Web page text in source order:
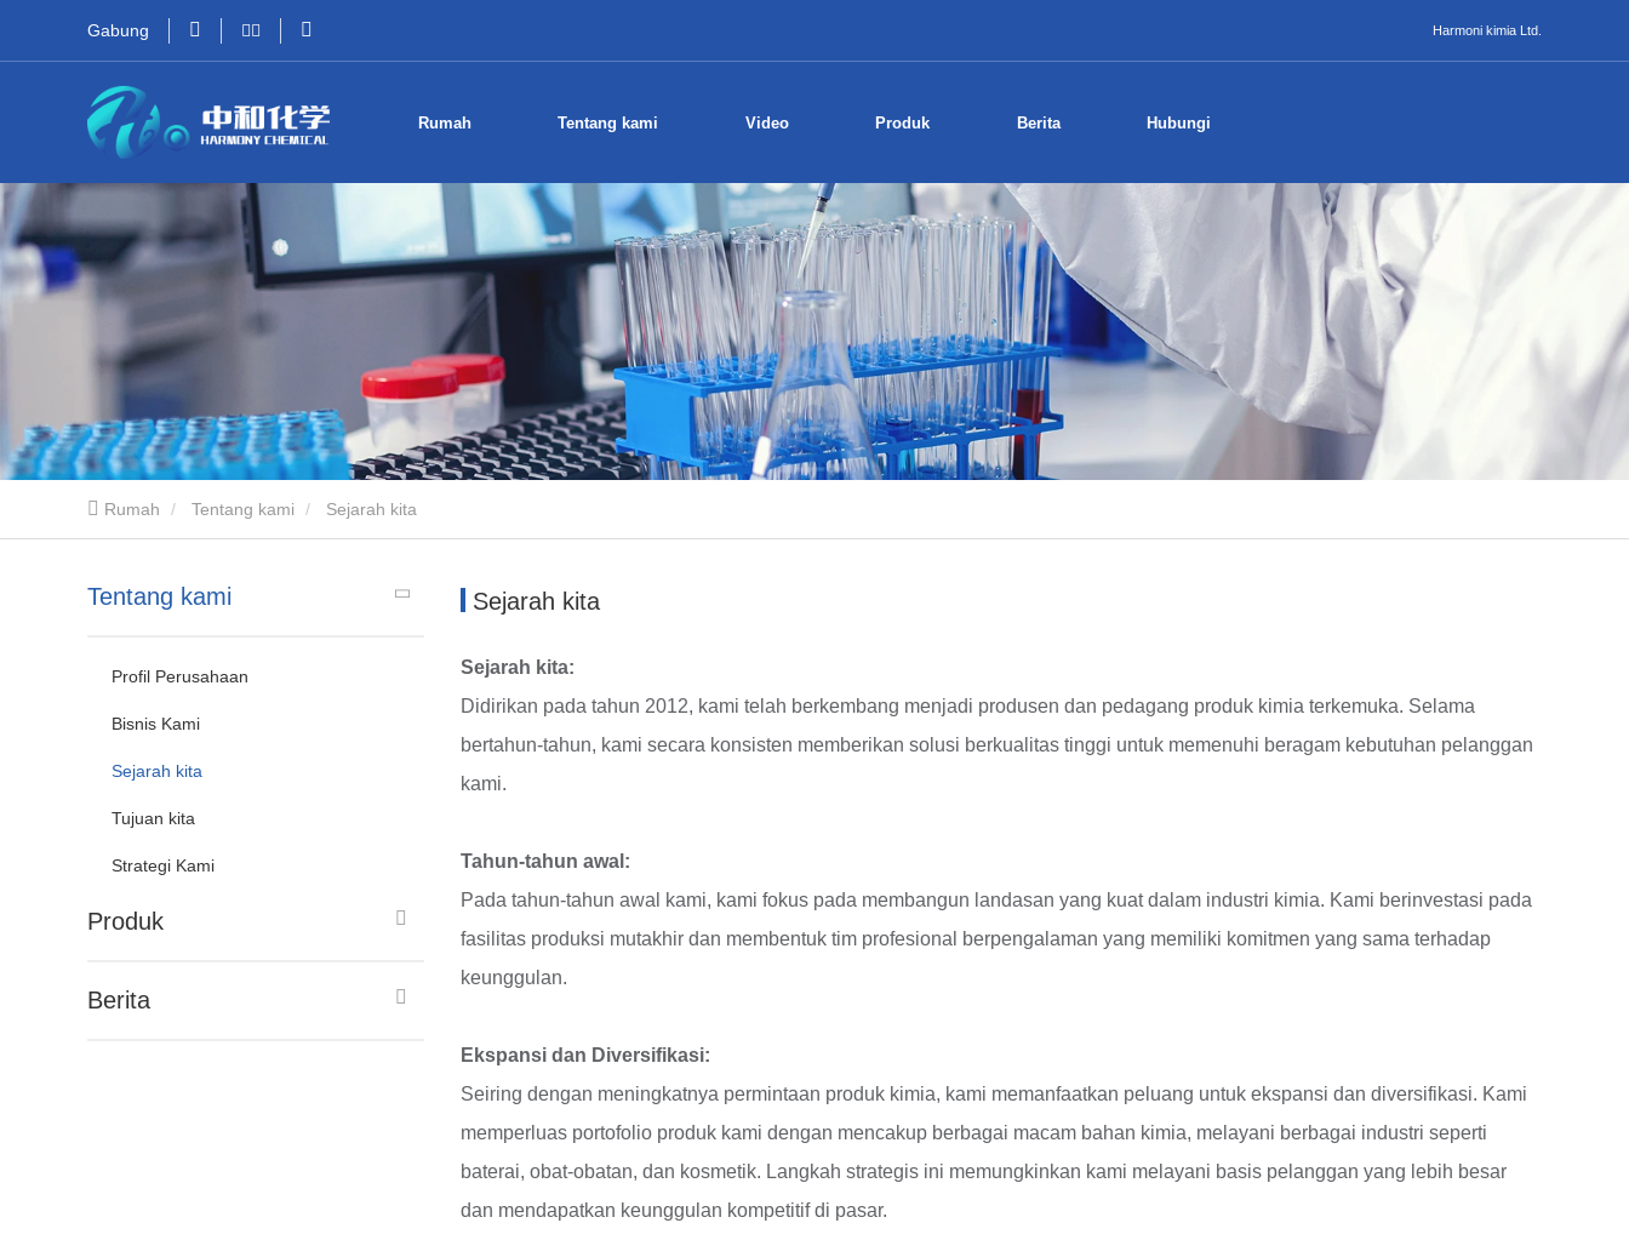
Gabung Harmoni kimia Ltd.
Rumah Tentang kami Video Produk Berita Hubungi
Rumah Tentang kami Sejarah kita
Tentang kami
Profil Perusahaan
Bisnis Kami
Sejarah kita
Tujuan kita
Strategi Kami
Produk
Berita
Sejarah kita
Sejarah kita:
Didirikan pada tahun 2012, kami telah berkembang menjadi produsen dan pedagang produk kimia terkemuka. Selama
bertahun-tahun, kami secara konsisten memberikan solusi berkualitas tinggi untuk memenuhi beragam kebutuhan pelanggan
kami.
Tahun-tahun awal:
Pada tahun-tahun awal kami, kami fokus pada membangun landasan yang kuat dalam industri kimia. Kami berinvestasi pada
fasilitas produksi mutakhir dan membentuk tim profesional berpengalaman yang memiliki komitmen yang sama terhadap
keunggulan.
Ekspansi dan Diversifikasi:
Seiring dengan meningkatnya permintaan produk kimia, kami memanfaatkan peluang untuk ekspansi dan diversifikasi. Kami
memperluas portofolio produk kami dengan mencakup berbagai macam bahan kimia, melayani berbagai industri seperti
baterai, obat-obatan, dan kosmetik. Langkah strategis ini memungkinkan kami melayani basis pelanggan yang lebih besar
dan mendapatkan keunggulan kompetitif di pasar.